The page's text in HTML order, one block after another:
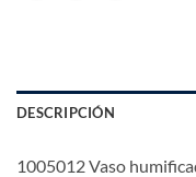
DESCRIPCIÓN
1005012 Vaso